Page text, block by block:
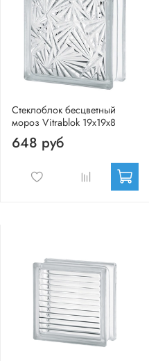
Стеклоблок бесцветный
мороз Vitrablok 19х19х8
648 руб